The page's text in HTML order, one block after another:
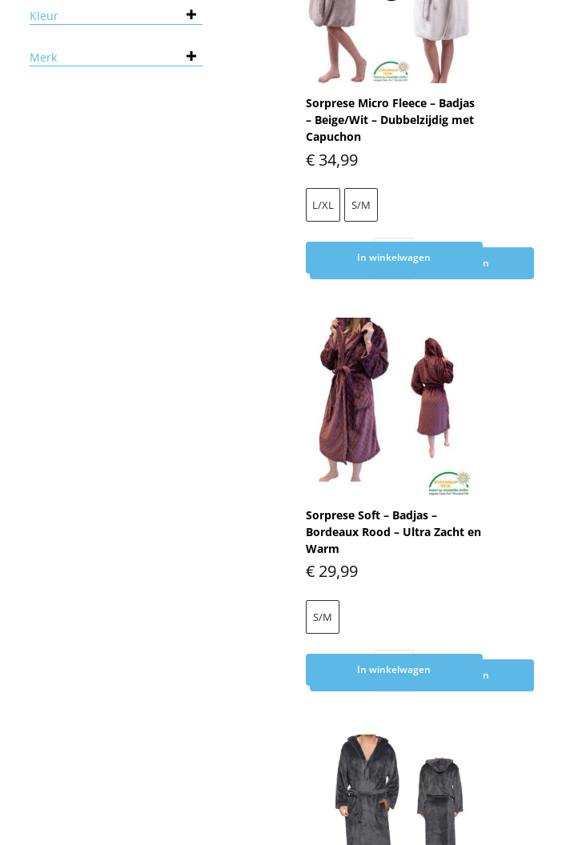
Sorprese Micro Fleece – Badjas
– Beige/Wit – Dubbelzijdig met
Capuchon
€34,99
L/XL S/M
Toevoegen aan winkelwagen
In winkelwagen
Sorprese Soft – Badjas –
Bordeaux Rood – Ultra Zacht en
Warm
€29,99
S/M
Toevoegen aan winkelwagen
In winkelwagen
Kleur
Merk